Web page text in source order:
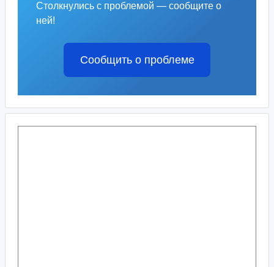
Столкнулись с проблемой — сообщите о
ней!
Сообщить о проблеме